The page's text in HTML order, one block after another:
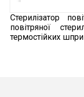
температури за
обсягом
стерилізаційної
камери, °С
Стерилізатор
повітряної
термостійких